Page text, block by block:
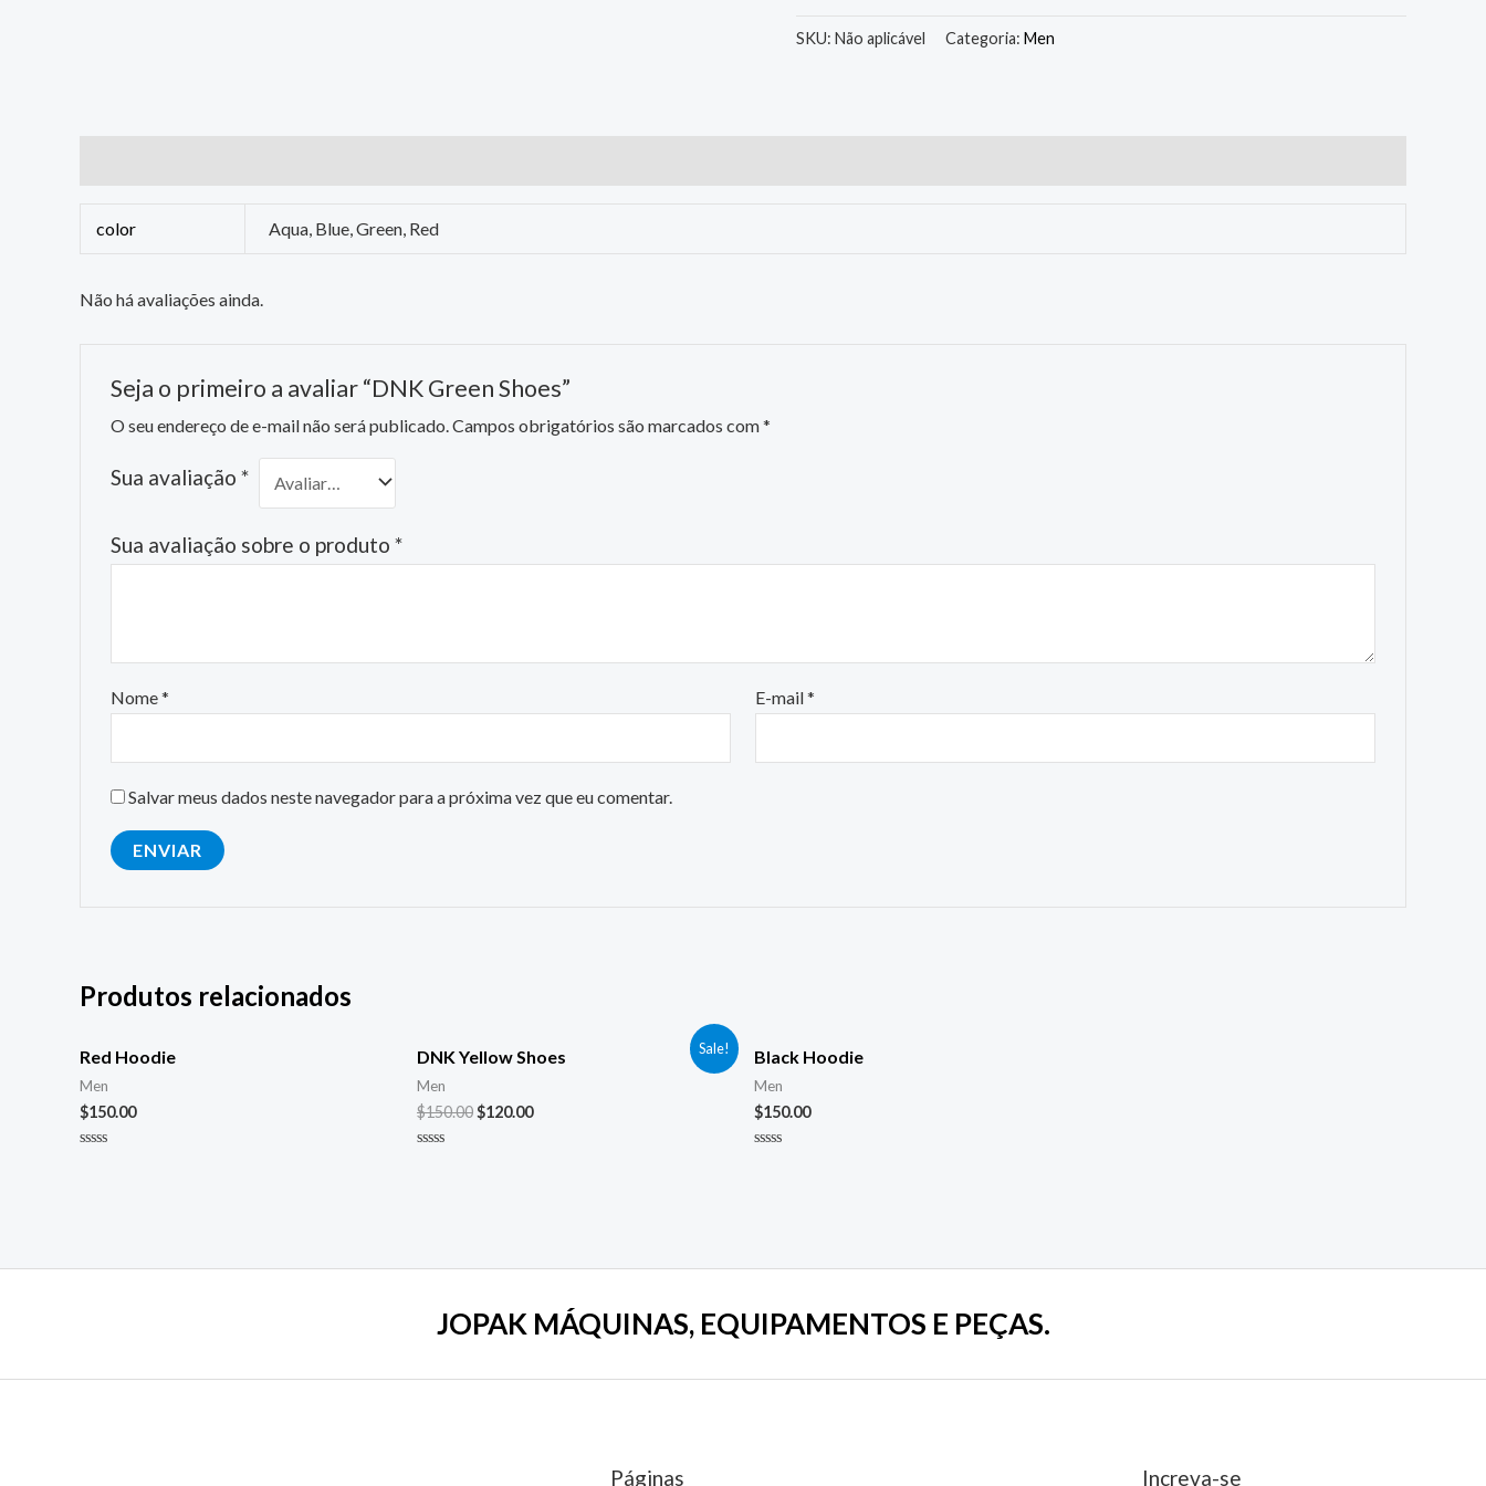
Shoes
SKU: Não aplicável Categoria: Men
color Aqua, Blue, Green, Red
Não há avaliações ainda.
Seja o primeiro a avaliar “DNK Green Shoes”
O seu endereço de e-mail não será publicado. Campos obrigatórios são marcados com*
Sua avaliação *
Sua avaliação sobre o produto *
Nome* E-mail*
Salvar meus dados neste navegador para a próxima vez que eu comentar.
Produtos relacionados
Red Hoodie
Men
$150.00
Sale!
DNK Yellow Shoes
Men
$150.00$120.00
Black Hoodie
Men
$150.00
JOPAK MÁQUINAS, EQUIPAMENTOS E PEÇAS.
Páginas Increva-se